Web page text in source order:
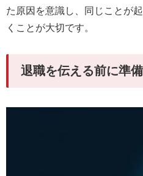
た原因を意識し、同じことが
くことが大切です。
退職を伝える前に準